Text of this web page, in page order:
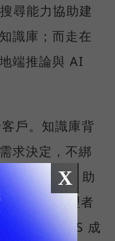
尋能力協助建
識庫；而走在
端推論與 AI
戶。知識庫背
求決定，不綁
QuAgent AI 助
力，讓管理者
，並讓 NAS 成
X